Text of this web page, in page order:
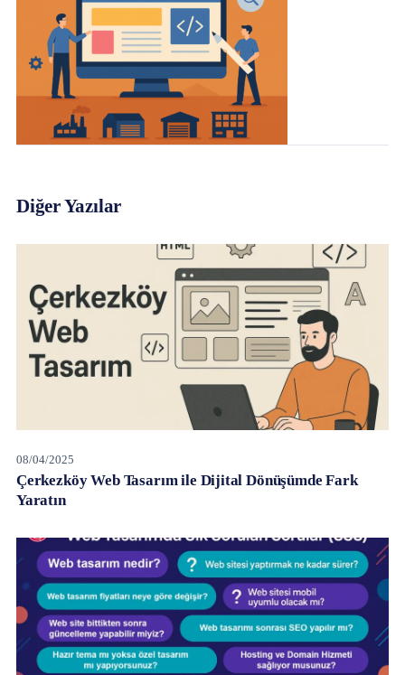
Diğer Yazılar
08/04/2025
Çerkezköy Web Tasarım ile Dijital Dönüşümde Fark
Yaratın